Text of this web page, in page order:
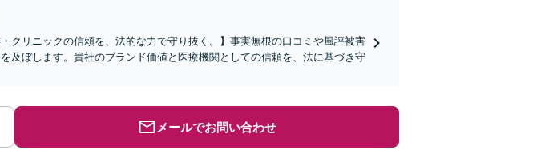
リニックの信頼を、法的な力で守り抜く。】事実無根の口コミや風評被害
及ぼします。貴社のブランド価値と医療機関としての信頼を、法に基づき守
メールでお問い合わせ